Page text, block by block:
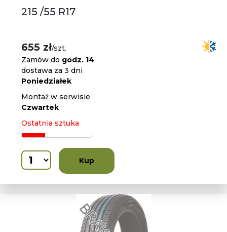
215 /55 R17
655 zł/szt.
Zamów do godz. 14
dostawa za 3 dni
Poniedziałek
Montaż w serwisie
Czwartek
Ostatnia sztuka
Kup